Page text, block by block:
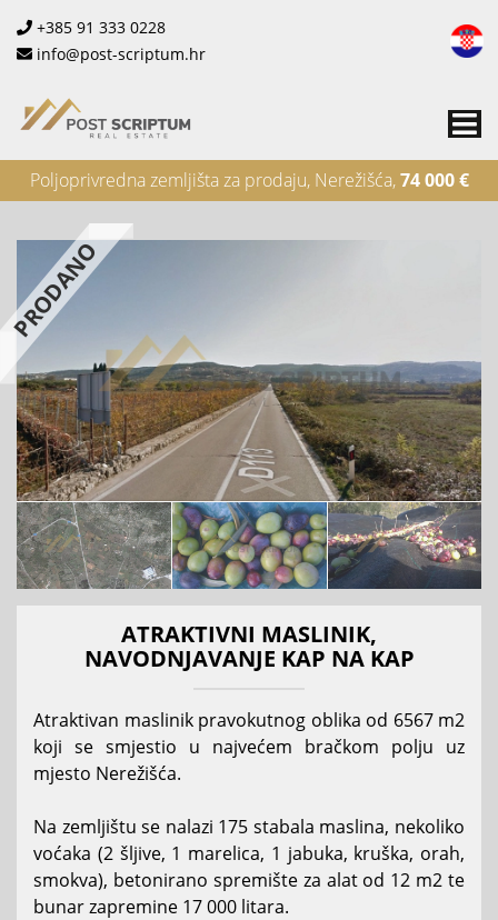
+385 91 333 0228
info@post-scriptum.hr
Poljoprivredna zemljišta za prodaju, Nerežišća,74 000 €
PRODANO
ATRAKTIVNI MASLINIK,
NAVODNJAVANJE KAP NA KAP
Atraktivan maslinik pravokutnog oblika od 6567 m2
koji se smjestio u najvećem bračkom polju uz
mjesto Nerežišća.
Na zemljištu se nalazi 175 stabala maslina, nekoliko
voćaka (2 šljive, 1 marelica, 1 jabuka, kruška, orah,
smokva), betonirano spremište za alat od 12 m2 te
bunar zapremine 17 000 litara.